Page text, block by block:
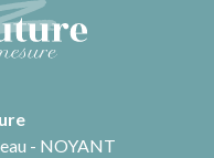
- NOYANT